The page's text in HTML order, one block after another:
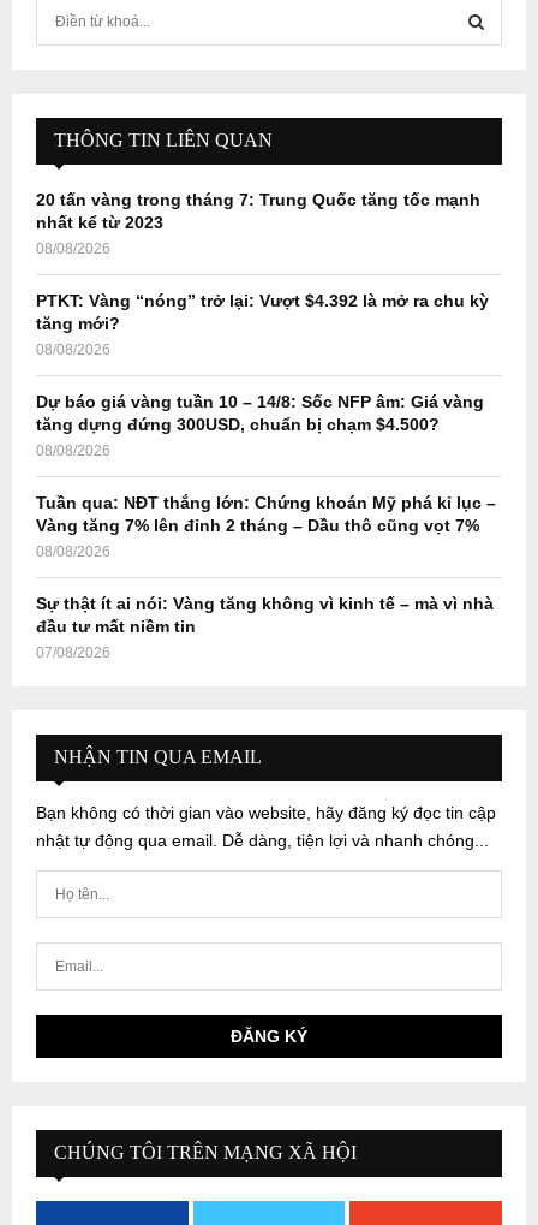
f
r
E
A
H
THÔNG TIN LIÊN QUAN
20 tấn vàng trong tháng 7: Trung Quốc tăng tốc mạnh
nhất kể từ 2023
08/08/2026
PTKT: Vàng “nóng” trở lại: Vượt $4.392 là mở ra chu kỳ
tăng mới?
08/08/2026
Dự báo giá vàng tuần 10 – 14/8: Sốc NFP âm: Giá vàng
tăng dựng đứng 300USD, chuẩn bị chạm $4.500?
08/08/2026
Tuần qua: NĐT thắng lớn: Chứng khoán Mỹ phá kỉ lục –
Vàng tăng 7% lên đỉnh 2 tháng – Dầu thô cũng vọt 7%
08/08/2026
Sự thật ít ai nói: Vàng tăng không vì kinh tế – mà vì nhà
đầu tư mất niềm tin
07/08/2026
NHẬN TIN QUA EMAIL
Bạn không có thời gian vào website, hãy đăng ký đọc tin cập
nhật tự động qua email. Dễ dàng, tiện lợi và nhanh chóng...
CHÚNG TÔI TRÊN MẠNG XÃ HỘI